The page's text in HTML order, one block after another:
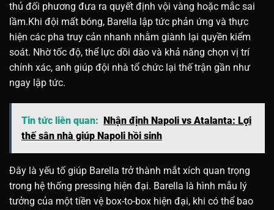
thủ đối phương đưa ra quyết định vội vàng hoặc mắc sai
lầm.Khi đội mất bóng, Barella lập tức phản ứng và thực
hiện các pha truy cản nhanh nhằm giành lại quyền kiểm
soát. Nhờ tốc độ, thể lực dồi dào và khả năng chọn vị trí
chính xác, anh giúp đội nhà tổ chức lại thế trận gần như
ngay lập tức.
Tin tức liên quan:
Nhận định Napoli vs Atalanta: Lợi
thế sân nhà giúp Napoli hồi sinh
Đây là yếu tố giúp Barella trở thành mắt xích quan trọng
trong hệ thống pressing hiện đại. Barella là hình mẫu lý
tưởng của một tiền vệ box-to-box hiện đại, khi có thể bao